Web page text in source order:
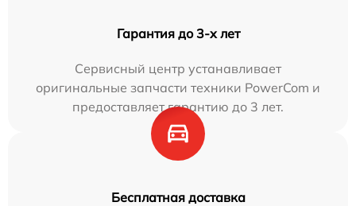
Гарантия до 3-х лет
Сервисный центр устанавливает
оригинальные запчасти техники PowerCom и
предоставляет гарантию до 3 лет.
Бесплатная доставка